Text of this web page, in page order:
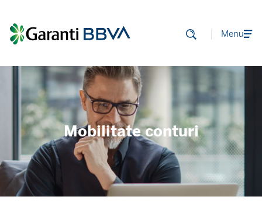
Menu
Mobilitate conturi